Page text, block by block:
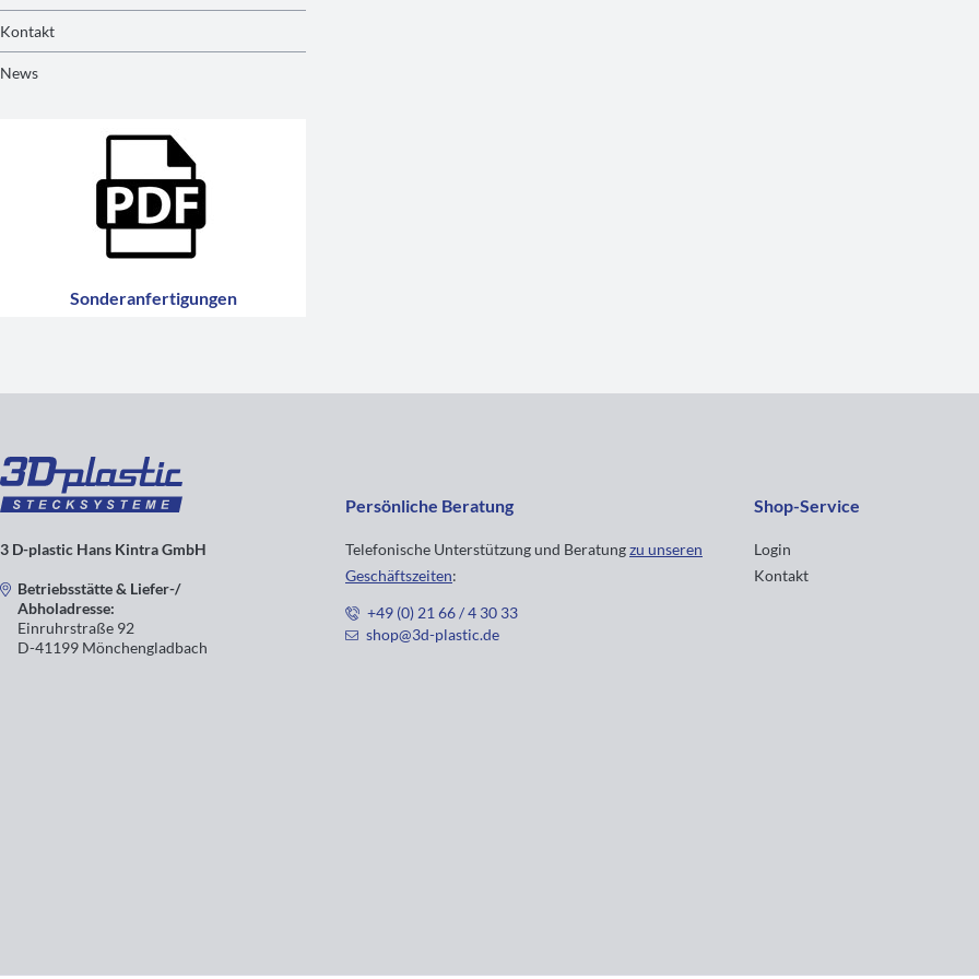
Kontakt
News
Sonderanfertigungen
3 D-plastic Hans Kintra GmbH
Betriebsstätte & Liefer-/
Abholadresse:
Einruhrstraße 92
D-41199 Mönchengladbach
Persönliche Beratung
Telefonische Unterstützung und Beratungzu unseren
Geschäftszeiten:
+49 (0) 21 66 / 4 30 33
shop@3d-plastic.de
Shop-Service
Login
Kontakt